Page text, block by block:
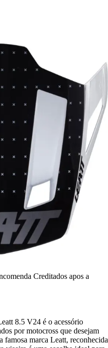
Creditados apos a
8.5 V24 é o acessório
por motocross que desejam
famosa marca Leatt, reconhecida